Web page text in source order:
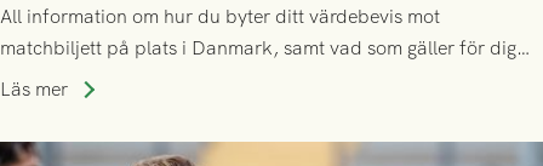
All information om hur du byter ditt värdebevis mot
matchbiljett på plats i Danmark, samt vad som gäller för dig
som står på reservlista eller fått förhinder.
Läs mer